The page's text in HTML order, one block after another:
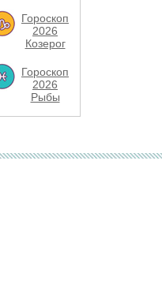
Гороскоп
2026
Козерог
Гороскоп
2026
Рыбы